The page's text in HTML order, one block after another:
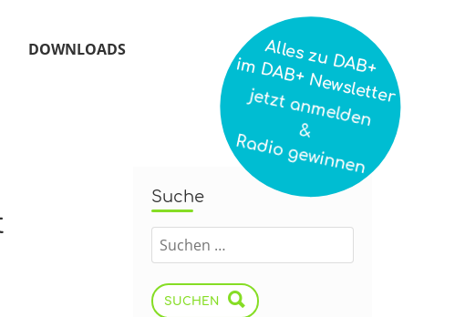
DOWNLOADS
Suche
SUCHEN
Alles zu DAB+
im DAB+ Newsletter
jetzt anmelden
&
Radio gewinnen